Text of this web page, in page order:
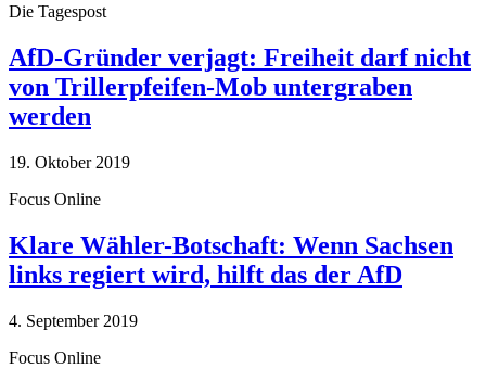
Die Tagespost
AfD-Gründer verjagt: Freiheit darf nicht
von Trillerpfeifen-Mob untergraben
werden
19. Oktober 2019
Focus Online
Klare Wähler-Botschaft: Wenn Sachsen
links regiert wird, hilft das der AfD
4. September 2019
Focus Online